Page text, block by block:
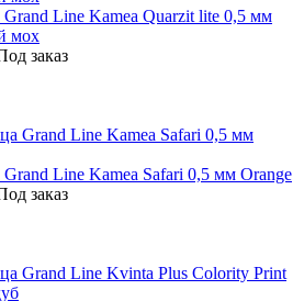
Line Kamea Quarzit lite 0,5 мм
мох
заказ
Line Kamea Safari 0,5 мм Orange
заказ